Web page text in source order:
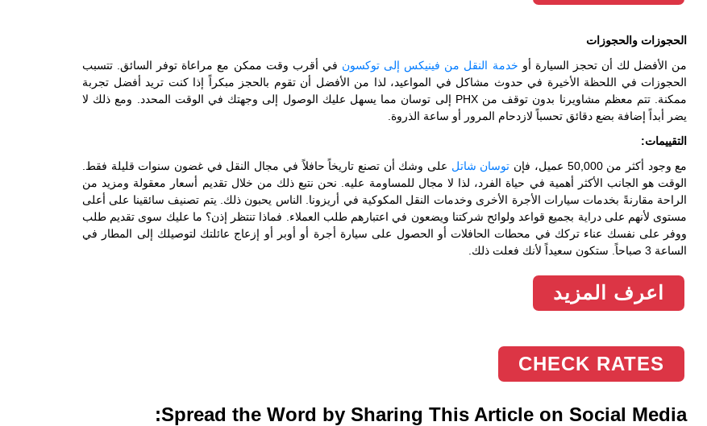
الحجوزات والحجوزات
من الأفضل لك أن تحجز السيارة أو خدمة النقل من فينيكس إلى توكسون في أقرب وقت ممكن مع مراعاة توفر السائق. تتسبب
الحجوزات في اللحظة الأخيرة في حدوث مشاكل في المواعيد، لذا من الأفضل أن تقوم بالحجز مبكراً إذا كنت تريد أفضل تجربة
ممكنة. تتم معظم مشاويرنا بدون توقف من PHX إلى توسان مما يسهل عليك الوصول إلى وجهتك في الوقت المحدد. ومع ذلك لا
يضر أبداً إضافة بضع دقائق تحسباً لازدحام المرور أو ساعة الذروة.
التقييمات:
مع وجود أكثر من 50,000 عميل، فإن
توسان شاتل على وشك أن تصنع تاريخاً حافلاً في مجال النقل في غضون سنوات قليلة فقط.
الوقت هو الجانب الأكثر أهمية في حياة الفرد، لذا لا مجال للمساومة عليه. نحن نتبع ذلك من خلال تقديم أسعار معقولة ومزيد من
الراحة مقارنةً بخدمات سيارات الأجرة الأخرى وخدمات النقل المكوكية في أريزونا. الناس يحبون ذلك. يتم تصنيف سائقينا على أعلى
مستوى لأنهم على دراية بجميع قواعد ولوائح شركتنا ويضعون في اعتبارهم طلب العملاء. فماذا تنتظر إذن؟ ما عليك سوى تقديم طلب
ووفر على نفسك عناء تركك في محطات الحافلات أو الحصول على سيارة أجرة أو أوبر أو إزعاج عائلتك لتوصيلك إلى المطار في
الساعة 3 صباحاً. ستكون سعيداً لأنك فعلت ذلك.
اعرف المزيد
CHECK RATES
Spread the Word by Sharing This Article on Social Media: